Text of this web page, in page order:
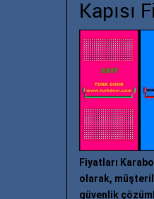
Kapısı
Fiyatları
olarak,
güvenlik